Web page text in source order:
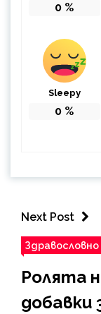
0 %
Sleepy
0 %
Next Post
Здравословно
Ролята
добавки